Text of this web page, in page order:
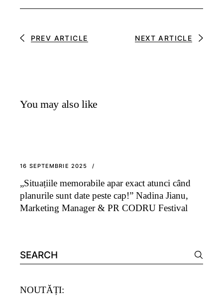
PREV ARTICLE NEXT ARTICLE
You may also like
16 SEPTEMBRIE 2025
„Situațiile memorabile apar exact atunci când
planurile sunt date peste cap!” Nadina Jianu,
Marketing Manager & PR CODRU Festival
Search
for:
NOUTĂȚI: